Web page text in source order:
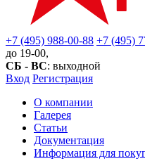
+7 (495) 988-00-88 +7 (495)
до 19-00,
СБ - ВС: выходной
Вход Регистрация
О компании
Галерея
Статьи
Документация
Информация для